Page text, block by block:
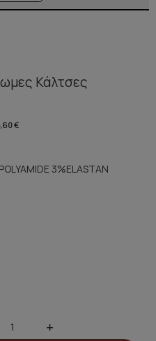
Κάλτσες
€
3%ELASTAN
+